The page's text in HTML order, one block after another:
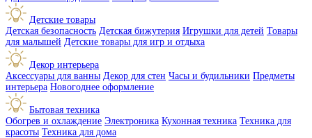
Детские товары
Детская безопасность Детская бижутерия Игрушки для детей Товары
для малышей Детские товары для игр и отдыха
Декор интерьера
Аксессуары для ванны Декор для стен Часы и будильники Предметы
интерьера Новогоднее оформление
Бытовая техника
Обогрев и охлаждение Электроника Кухонная техника Техника для
красоты Техника для дома